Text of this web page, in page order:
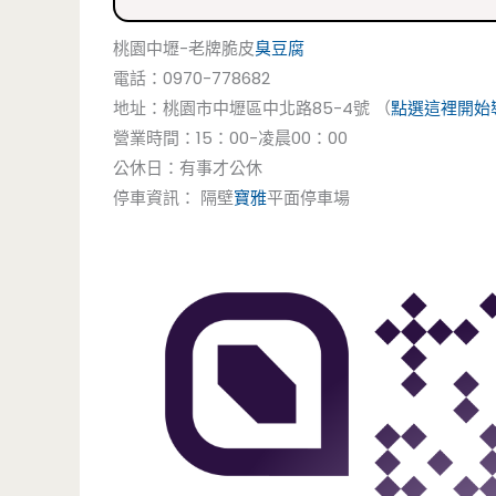
桃園中壢-老牌脆皮臭豆腐
電話：0970-778682
地址：桃園市中壢區中北路85-4號 （點選這裡開始
營業時間：15：00-凌晨00：00
公休日：有事才公休
停車資訊： 隔壁寶雅平面停車場